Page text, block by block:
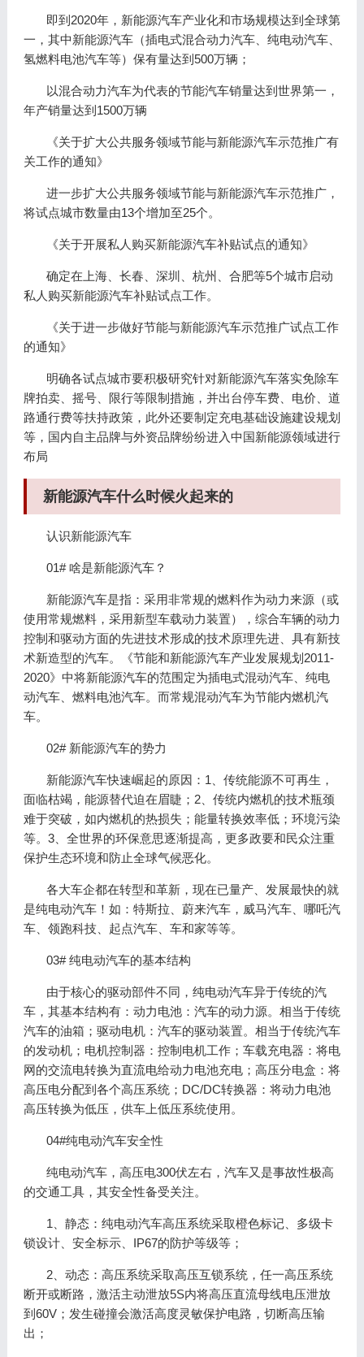
即到2020年，新能源汽车产业化和市场规模达到全球第
一，其中新能源汽车（插电式混合动力汽车、纯电动汽车、
氢燃料电池汽车等）保有量达到500万辆；
以混合动力汽车为代表的节能汽车销量达到世界第一，
年产销量达到1500万辆
《关于扩大公共服务领域节能与新能源汽车示范推广有
关工作的通知》
进一步扩大公共服务领域节能与新能源汽车示范推广，
将试点城市数量由13个增加至25个。
《关于开展私人购买新能源汽车补贴试点的通知》
确定在上海、长春、深圳、杭州、合肥等5个城市启动
私人购买新能源汽车补贴试点工作。
《关于进一步做好节能与新能源汽车示范推广试点工作
的通知》
明确各试点城市要积极研究针对新能源汽车落实免除车
牌拍卖、摇号、限行等限制措施，并出台停车费、电价、道
路通行费等扶持政策，此外还要制定充电基础设施建设规划
等，国内自主品牌与外资品牌纷纷进入中国新能源领域进行
布局
新能源汽车什么时候火起来的
认识新能源汽车
01# 啥是新能源汽车？
新能源汽车是指：采用非常规的燃料作为动力来源（或
使用常规燃料，采用新型车载动力装置），综合车辆的动力
控制和驱动方面的先进技术形成的技术原理先进、具有新技
术新造型的汽车。《节能和新能源汽车产业发展规划2011-
2020》中将新能源汽车的范围定为插电式混动汽车、纯电
动汽车、燃料电池汽车。而常规混动汽车为节能内燃机汽
车。
02# 新能源汽车的势力
新能源汽车快速崛起的原因：1、传统能源不可再生，
面临枯竭，能源替代迫在眉睫；2、传统内燃机的技术瓶颈
难于突破，如内燃机的热损失；能量转换效率低；环境污染
等。3、全世界的环保意思逐渐提高，更多政要和民众注重
保护生态环境和防止全球气候恶化。
各大车企都在转型和革新，现在已量产、发展最快的就
是纯电动汽车！如：特斯拉、蔚来汽车，威马汽车、哪吒汽
车、领跑科技、起点汽车、车和家等等。
03# 纯电动汽车的基本结构
由于核心的驱动部件不同，纯电动汽车异于传统的汽
车，其基本结构有：动力电池：汽车的动力源。相当于传统
汽车的油箱；驱动电机：汽车的驱动装置。相当于传统汽车
的发动机；电机控制器：控制电机工作；车载充电器：将电
网的交流电转换为直流电给动力电池充电；高压分电盒：将
高压电分配到各个高压系统；DC/DC转换器：将动力电池
高压转换为低压，供车上低压系统使用。
04#纯电动汽车安全性
纯电动汽车，高压电300伏左右，汽车又是事故性极高
的交通工具，其安全性备受关注。
1、静态：纯电动汽车高压系统采取橙色标记、多级卡
锁设计、安全标示、IP67的防护等级等；
2、动态：高压系统采取高压互锁系统，任一高压系统
断开或断路，激活主动泄放5S内将高压直流母线电压泄放
到60V；发生碰撞会激活高度灵敏保护电路，切断高压输
出；